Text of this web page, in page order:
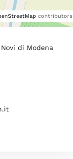
contributors
Novi di Modena